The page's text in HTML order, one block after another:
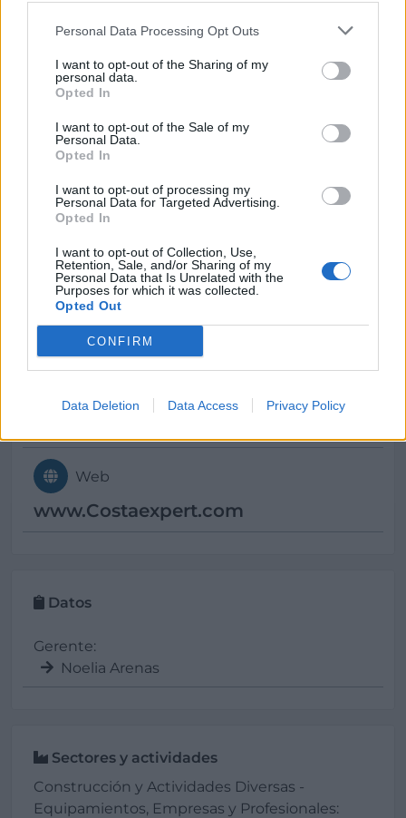
Personal Data Processing Opt Outs
I want to opt-out of the Sharing of my
personal data.
Opted In
I want to opt-out of the Sale of my
Personal Data.
Opted In
I want to opt-out of processing my
Personal Data for Targeted Advertising.
Opted In
I want to opt-out of Collection, Use,
Retention, Sale, and/or Sharing of my
Personal Data that Is Unrelated with the
Purposes for which it was collected.
Opted Out
CONFIRM
Data Deletion Data Access Privacy Policy
Contacto
Dirección
Calle del Mar, 44 esq Caballero de
Rodas
03182 Torrevieja (Alicante)
Teléfono
679856681
costaexpert.com
Web
www.Costaexpert.com
Datos
Gerente:
Noelia Arenas
Sectores y actividades
Construcción y Actividades Diversas -
Equipamientos, Empresas y Profesionales: